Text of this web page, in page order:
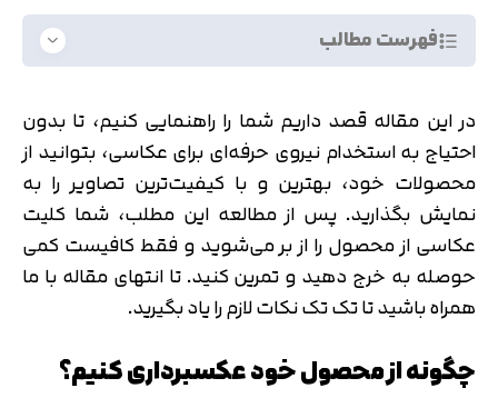
فهرست مطالب
در این مقاله قصد داریم شما را راهنمایی کنیم، تا بدون
احتیاج به استخدام نیروی حرفه‌ای برای عکاسی، بتوانید از
محصولات خود، بهترین و با کیفیت‌ترین تصاویر را به
نمایش بگذارید. پس از مطالعه این مطلب، شما کلیت
عکاسی از محصول را از بر می‌شوید و فقط کافیست کمی
حوصله به خرج دهید و تمرین کنید. تا انتهای مقاله با ما
همراه باشید تا تک تک نکات لازم را یاد بگیرید.
چگونه از محصول خود عکسبرداری کنیم؟